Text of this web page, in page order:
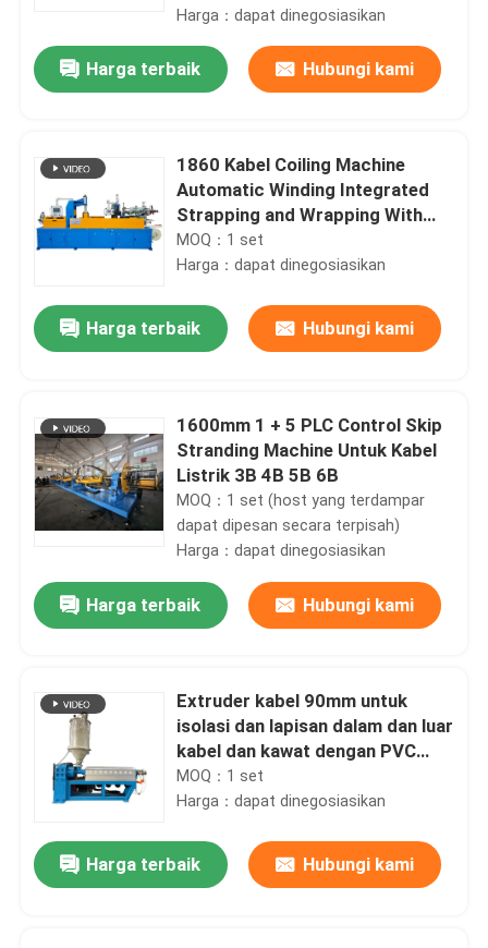
Harga：dapat dinegosiasikan
Harga terbaik Hubungi kami
1860 Kabel Coiling Machine
Automatic Winding Integrated
Strapping and Wrapping With
Film Mesin Penggulung Kabel
1860 Mesin Penggulung Kabel
1860 Mesin Penggulung Kabel
1860 Mesin Penggulung Kabel
1860 Mesin Penggulung Kabel
1860 Mesin Penggulung Kabel
1860 Mesin Penggulung Kabel
1860 Mesin Penggulung Kabel
1860 Mesin Penggulung Kabel
1860 Mesin Penggulung Kabel
1860 Mesin Penggulung Kabel
1860 Mesin Penggulung Ka
MOQ：1 set
Harga：dapat dinegosiasikan
Harga terbaik Hubungi kami
1600mm 1 + 5 PLC Control Skip
Stranding Machine Untuk Kabel
Listrik 3B 4B 5B 6B
MOQ：1 set (host yang terdampar
dapat dipesan secara terpisah)
Harga：dapat dinegosiasikan
Harga terbaik Hubungi kami
Extruder kabel 90mm untuk
isolasi dan lapisan dalam dan luar
kabel dan kawat dengan PVC
LSZH HFFR XLPE
MOQ：1 set
Harga：dapat dinegosiasikan
Harga terbaik Hubungi kami